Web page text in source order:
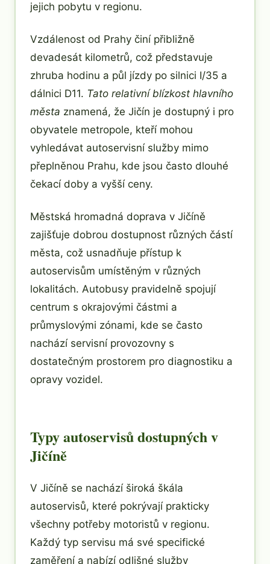
jejich pobytu v regionu.
Vzdálenost od Prahy činí přibližně
devadesát kilometrů, což představuje
zhruba hodinu a půl jízdy po silnici I/35 a
dálnici D11. Tato relativní blízkost hlavního
města znamená, že Jičín je dostupný i pro
obyvatele metropole, kteří mohou
vyhledávat autoservisní služby mimo
přeplněnou Prahu, kde jsou často dlouhé
čekací doby a vyšší ceny.
Městská hromadná doprava v Jičíně
zajišťuje dobrou dostupnost různých částí
města, což usnadňuje přístup k
autoservisům umístěným v různých
lokalitách. Autobusy pravidelně spojují
centrum s okrajovými částmi a
průmyslovými zónami, kde se často
nachází servisní provozovny s
dostatečným prostorem pro diagnostiku a
opravy vozidel.
Typy autoservisů dostupných v
Jičíně
V Jičíně se nachází široká škála
autoservisů, které pokrývají prakticky
všechny potřeby motoristů v regionu.
Každý typ servisu má své specifické
zaměření a nabízí odlišné služby